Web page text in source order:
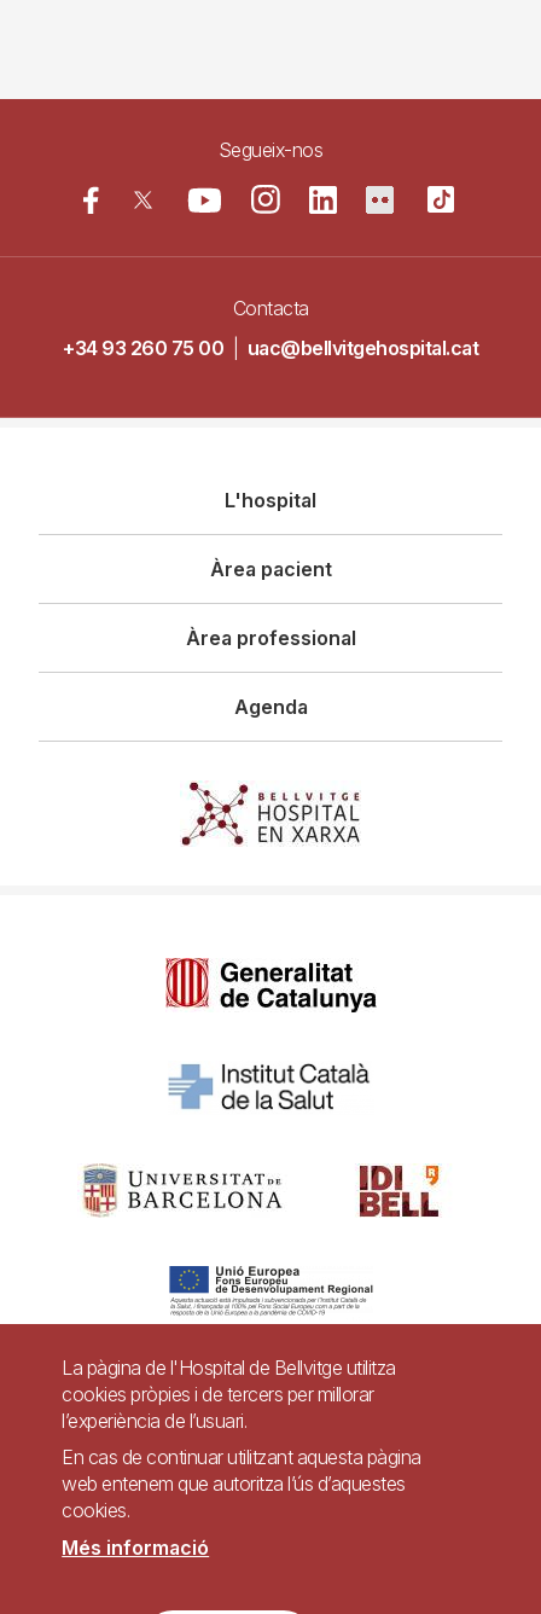
Segueix-nos
Contacta
+34 93 260 75 00
uac@bellvitgehospital.cat
principal
L'hospital
Àrea pacient
Àrea professional
Agenda
Pie
página
Contacte
Accessibilitat Avís legal Ajuda
La pàgina de l'Hospital de Bellvitge utilitza
cookies pròpies i de tercers per millorar
l’experiència de l’usuari.
En cas de continuar utilitzant aquesta pàgina
web entenem que autoritza l’ús d’aquestes
cookies.
Més informació